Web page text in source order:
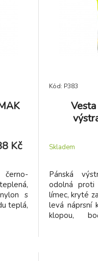
Kč
černo-
s
teplá,
Kód: P383
Skladem
Pánská
odolná
límec, kryté
levá náprsní
klopou,